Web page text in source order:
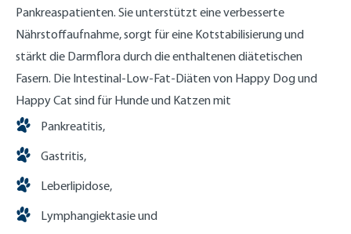
Pankreaspatienten. Sie unterstützt eine verbesserte
Nährstoffaufnahme, sorgt für eine Kotstabilisierung und
stärkt die Darmflora durch die enthaltenen diätetischen
Fasern. Die Intestinal-Low-Fat-Diäten von Happy Dog und
Happy Cat sind für Hunde und Katzen mit
Pankreatitis,
Gastritis,
Leberlipidose,
Lymphangiektasie und